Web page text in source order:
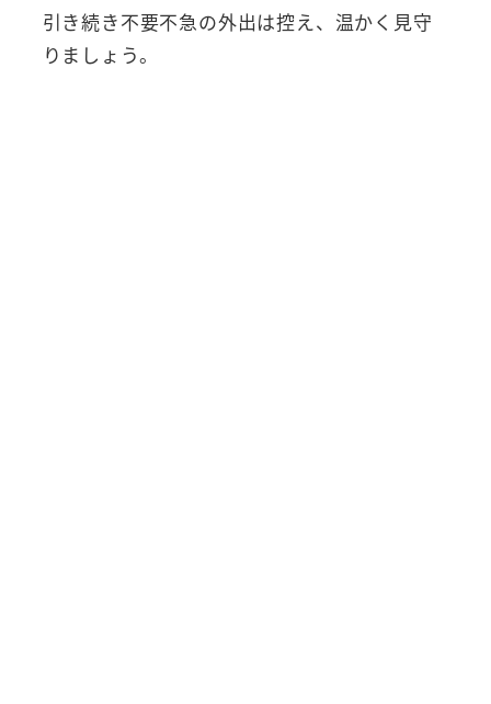
引き続き不要不急の外出は控え、温かく見守
りましょう。